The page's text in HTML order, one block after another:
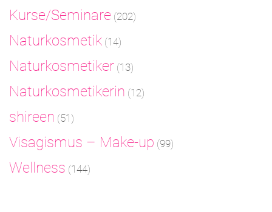
Kurse/Seminare (202)
Naturkosmetik (14)
Naturkosmetiker (13)
Naturkosmetikerin (12)
shireen (51)
Visagismus – Make-up (99)
Wellness (144)